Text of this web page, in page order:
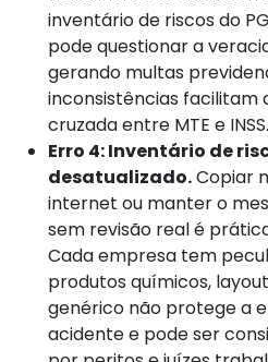
inventário de riscos do
pode questionar a
gerando multas
inconsistências facilitam
cruzada entre MTE e INSS.
Erro 4: Inventário de
desatualizado.Copiar
internet ou manter o
sem revisão real é
Cada empresa tem
produtos químicos,
genérico não protege a
acidente e pode ser